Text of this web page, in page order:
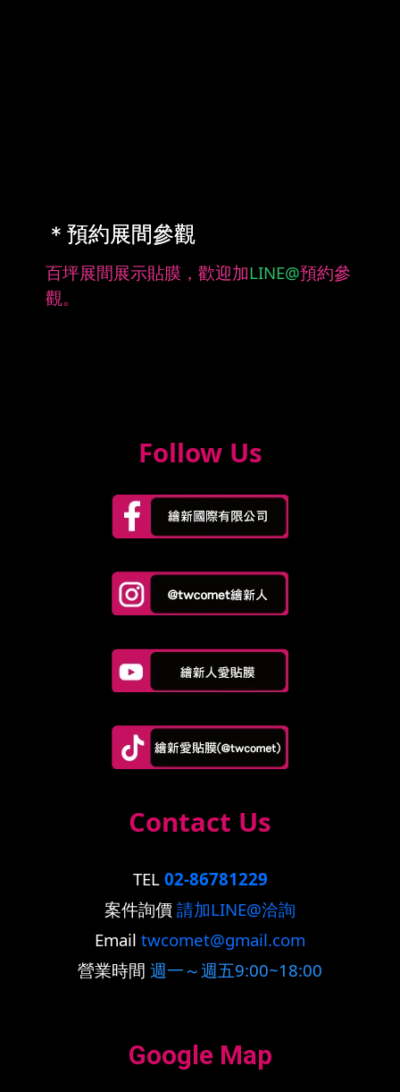
＊預約展間參觀
百坪展間展示貼膜，歡迎加LINE@預約參
觀。
Follow Us
Contact Us
TEL 02-86781229
案件詢價 請加LINE@洽詢
Email twcomet@gmail.com
營業時間 週一～週五9:00~18:00
Google Map